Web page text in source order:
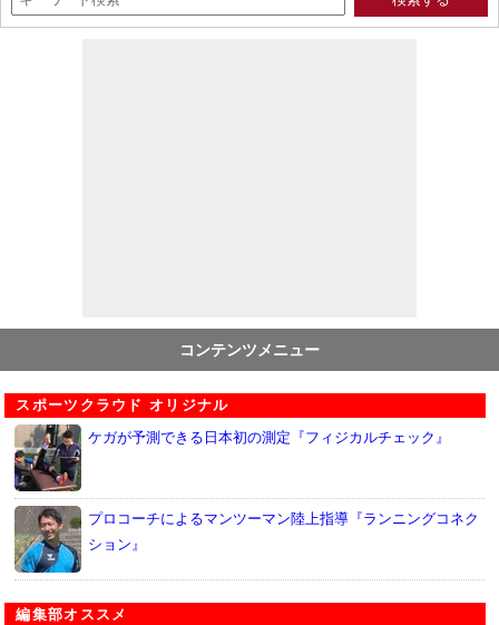
コンテンツメニュー
スポーツクラウド オリジナル
ケガが予測できる日本初の測定『フィジカルチェック』
プロコーチによるマンツーマン陸上指導『ランニングコネク
ション』
編集部オススメ